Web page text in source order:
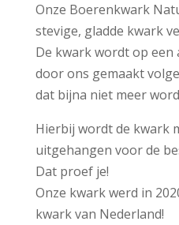
Onze Boerenkwark
stevige, gladde kwark
De kwark wordt op een
door ons gemaakt
dat bijna niet meer
Hierbij wordt de kwark
uitgehangen voor de
Dat proef je!
Onze kwark werd in
kwark van Nederland!